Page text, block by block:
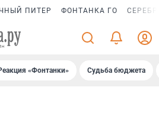
ПИТЕР ФОНТАНКА ГО
«Фонтанки» Судьба бюджета